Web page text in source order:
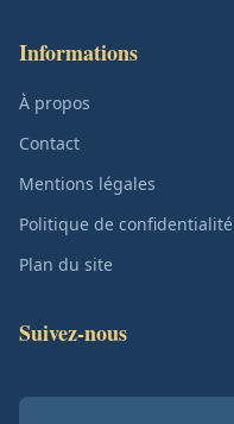
Informations
À propos
Contact
Mentions légales
Politique de confidentialité
Plan du site
Suivez-nous